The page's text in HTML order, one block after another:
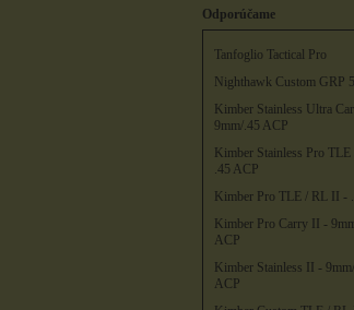
Odporúčame
Tanfoglio Tactical Pro
Nighthawk Custom GRP
Kimber Stainless Ultra
9mm/.45 ACP
Kimber Stainless Pro
.45 ACP
Kimber Pro TLE / RL II -
Kimber Pro Carry II -
ACP
Kimber Stainless II -
ACP